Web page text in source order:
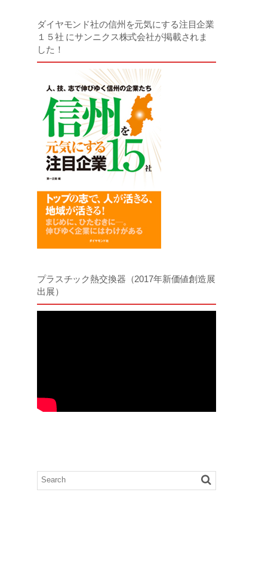
ダイヤモンド社の信州を元気にする注目企業
１５社 にサンニクス株式会社が掲載されま
した！
プラスチック熱交換器（2017年新価値創造展
出展）